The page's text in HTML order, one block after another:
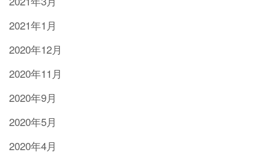
2021年1月
2020年12月
2020年11月
2020年9月
2020年5月
2020年4月